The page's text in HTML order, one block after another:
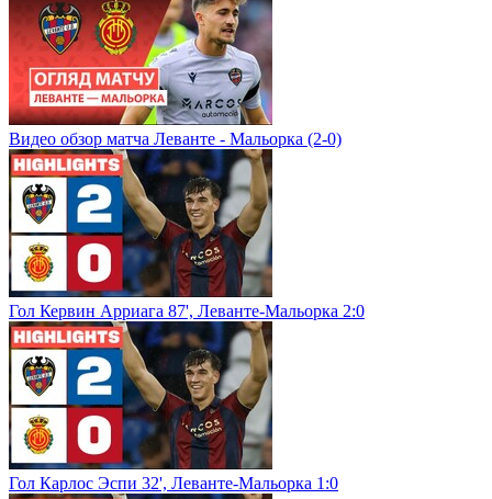
Видео обзор матча Леванте - Мальорка (2-0)
Гол Кервин Арриага 87', Леванте-Мальорка 2:0
Гол Карлос Эспи 32', Леванте-Мальорка 1:0